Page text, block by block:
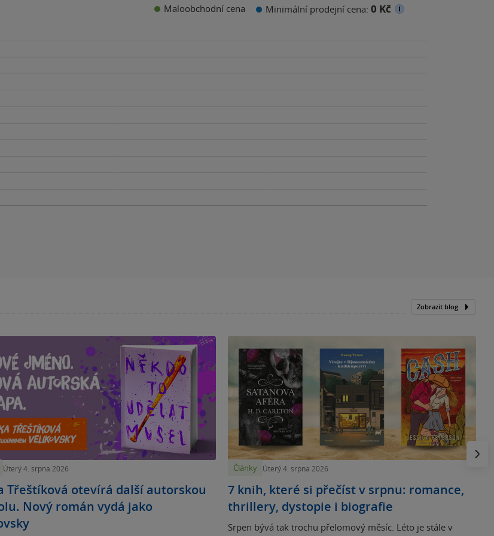
Maloobchodní cena Minimální prodejní cena: 0 Kč
Zobrazit blog
Úterý 4. srpna 2026
Třeštíková otevírá další autorskou
Nový román vydá jako
Články Úterý 4. srpna 2026
7 knih, které si přečíst v srpnu: romance,
thrillery, dystopie i biografie
Srpen bývá tak trochu přelomový měsíc. Léto je stále v